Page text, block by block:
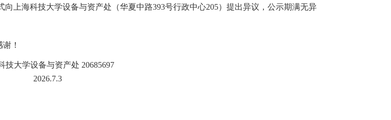
向上海科技大学设备与资产处（华夏中路393号行政中心205）提出异议，公示期满无异
！
技大学设备与资产处 20685697
2026.7.3